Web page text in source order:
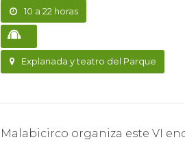
10 a 22 horas
Explanada y teatro del Parque
Malabicirco organiza este VI encuentro que tiene como primer objetivo reunir a todos